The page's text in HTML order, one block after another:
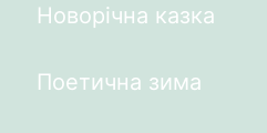
Новорічна казка
Поетична зима